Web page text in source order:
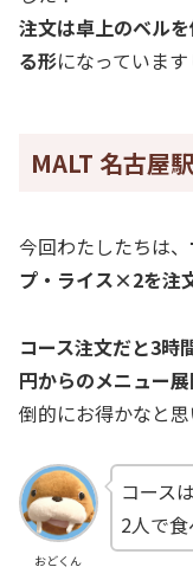
注文は卓上のベル
る形になっていま
MALT 名古屋
今回わたしたちは、
プ・ライス×2を注
コース注文だと3時
円からのメニュー
倒的にお得かなと思
おどくん
コース
2人で